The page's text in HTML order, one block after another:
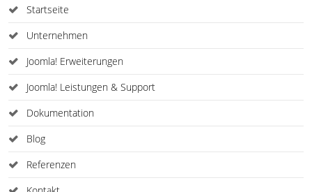
Startseite
Unternehmen
Joomla! Erweiterungen
Joomla! Leistungen & Support
Dokumentation
Blog
Referenzen